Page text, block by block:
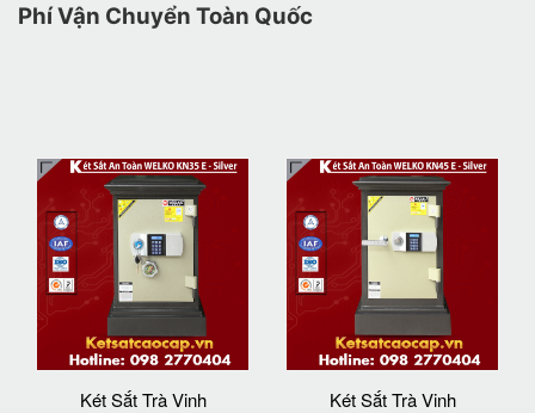
Phí Vận Chuyển Toàn Quốc
Két Sắt Trà Vinh
Két Sắt Trà Vinh